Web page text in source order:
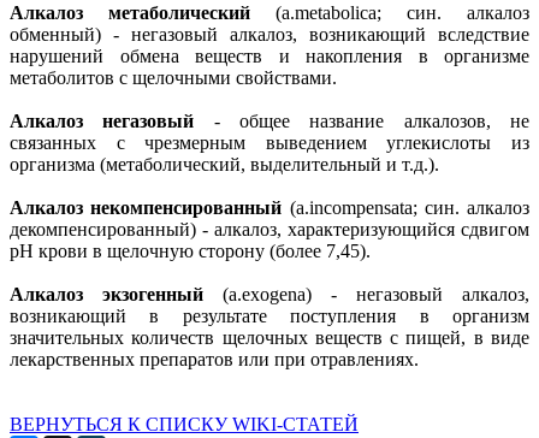
Алкалоз метаболический (a.metabolica; син. алкалоз
обменный) - негазовый алкалоз, возникающий вследствие
нарушений обмена веществ и накопления в организме
метаболитов с щелочными свойствами.
Алкалоз негазовый - общее название алкалозов, не
связанных с чрезмерным выведением углекислоты из
организма (метаболический, выделительный и т.д.).
Алкалоз некомпенсированный (а.incompensata; син. алкалоз
декомпенсированный) - алкалоз, характеризующийся сдвигом
pH крови в щелочную сторону (более 7,45).
Алкалоз экзогенный (a.exogena) - негазовый алкалоз,
возникающий в результате поступления в организм
значительных количеств щелочных веществ с пищей, в виде
лекарственных препаратов или при отравлениях.
ВЕРНУТЬСЯ К СПИСКУ WIKI-СТАТЕЙ